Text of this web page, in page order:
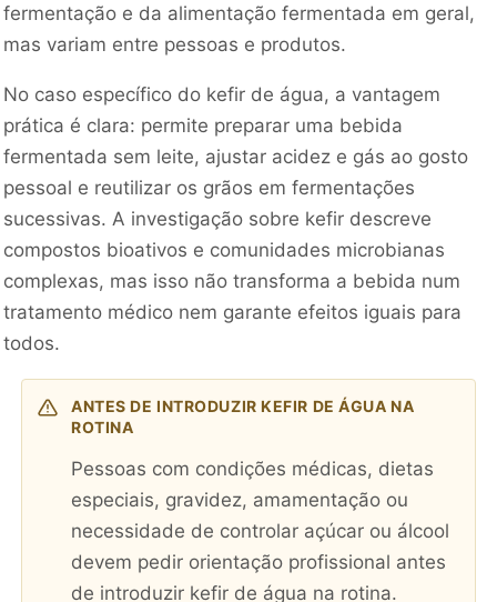
fermentação e da alimentação fermentada em geral,
mas variam entre pessoas e produtos.
No caso específico do kefir de água, a vantagem
prática é clara: permite preparar uma bebida
fermentada sem leite, ajustar acidez e gás ao gosto
pessoal e reutilizar os grãos em fermentações
sucessivas. A investigação sobre kefir descreve
compostos bioativos e comunidades microbianas
complexas, mas isso não transforma a bebida num
tratamento médico nem garante efeitos iguais para
todos.
ANTES DE INTRODUZIR KEFIR DE ÁGUA NA
ROTINA
Pessoas com condições médicas, dietas
especiais, gravidez, amamentação ou
necessidade de controlar açúcar ou álcool
devem pedir orientação profissional antes
de introduzir kefir de água na rotina.